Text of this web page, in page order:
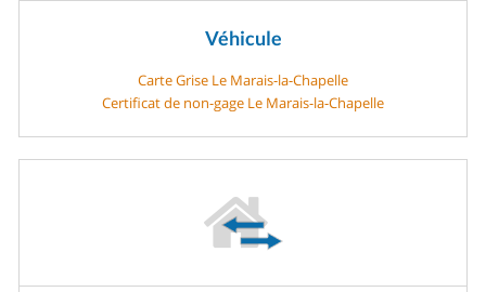
Véhicule
Carte Grise Le Marais-la-Chapelle
Certificat de non-gage Le Marais-la-Chapelle